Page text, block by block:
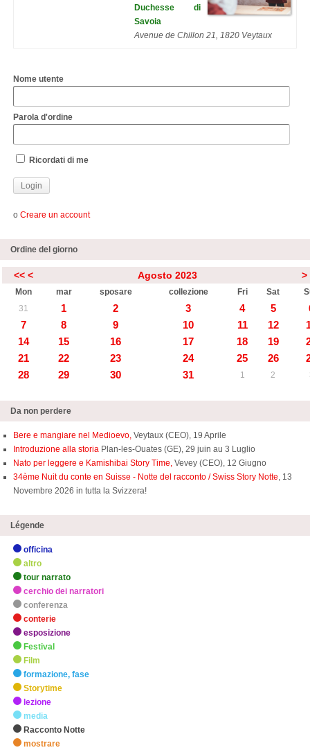
Duchesse di
Savoia
Avenue de Chillon 21, 1820 Veytaux
Nome utente
Parola d'ordine
Ricordati di me
o Creare un account
Ordine del giorno
<< < Agosto 2023 >
Mon mar sposare collezione Fri Sat
31
1 2 3 4 5
7
8 9 10 11 12
14
15 16 17 18 19
21
22 23 24 25 26
28
29 30 31 1 2
Da non perdere
Bere e mangiare nel Medioevo, Veytaux (CEO), 19 Aprile
Introduzione alla storia Plan-les-Ouates (GE), 29 juin au 3 Luglio
Nato per leggere e Kamishibai Story Time, Vevey (CEO), 12 Giugno
34ème Nuit du conte en Suisse - Notte del racconto / Swiss Story Notte, 13
Novembre 2026 in tutta la Svizzera!
Légende
officina
altro
tour narrato
cerchio dei narratori
conferenza
conterie
esposizione
Festival
Film
formazione, fase
Storytime
lezione
media
Racconto Notte
mostrare